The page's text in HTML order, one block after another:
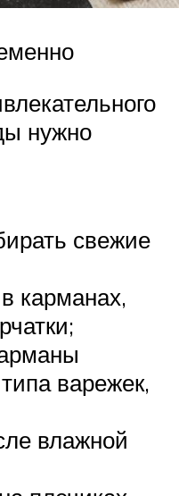
нужно
свежие
карманах,
варежек,
влажной